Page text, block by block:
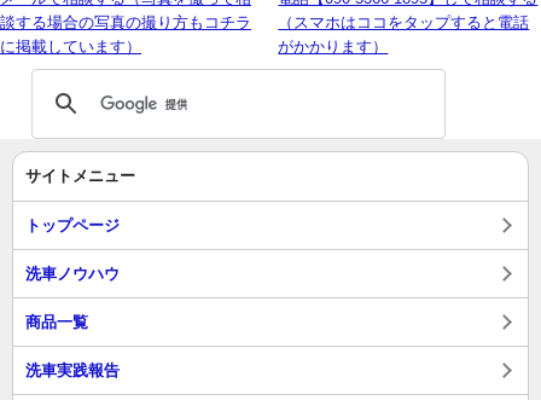
談する場合の写真の撮り方もコチラ
に掲載しています）
（スマホはココをタップすると電話
がかかります）
サイトメニュー
トップページ
洗車ノウハウ
商品一覧
洗車実践報告